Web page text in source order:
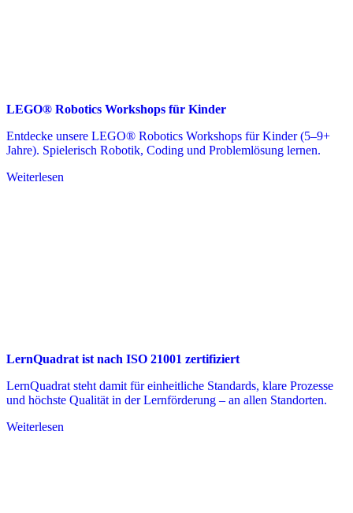
LEGO® Robotics Workshops für Kinder
Entdecke unsere LEGO® Robotics Workshops für Kinder (5–9+
Jahre). Spielerisch Robotik, Coding und Problemlösung lernen.
Weiterlesen
LernQuadrat ist nach ISO 21001 zertifiziert
LernQuadrat steht damit für einheitliche Standards, klare Prozesse
und höchste Qualität in der Lernförderung – an allen Standorten.
Weiterlesen